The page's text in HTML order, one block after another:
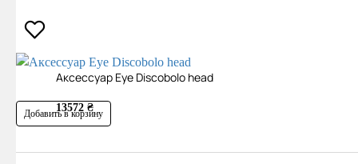
Аксесcуар Eye Discobolo head
13572 ₴
Добавить в корзину